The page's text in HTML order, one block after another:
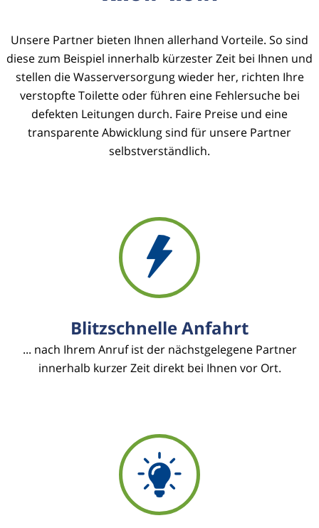
Unsere Partner bieten Ihnen allerhand Vorteile. So sind
diese zum Beispiel innerhalb kürzester Zeit bei Ihnen und
stellen die Wasserversorgung wieder her, richten Ihre
verstopfte Toilette oder führen eine Fehlersuche bei
defekten Leitungen durch. Faire Preise und eine
transparente Abwicklung sind für unsere Partner
selbstverständlich.
Blitzschnelle Anfahrt
... nach Ihrem Anruf ist der nächstgelegene Partner
innerhalb kurzer Zeit direkt bei Ihnen vor Ort.